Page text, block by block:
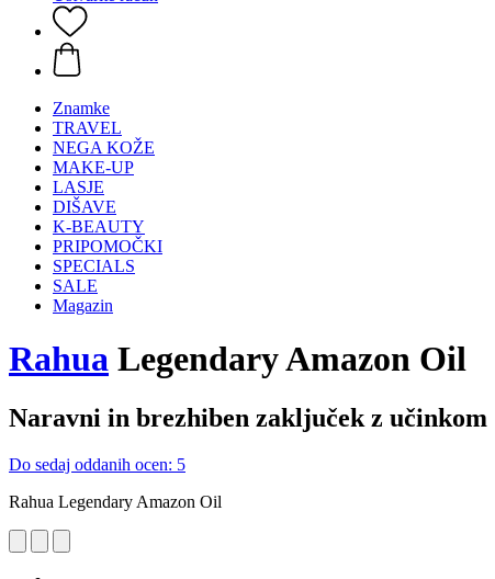
Znamke
TRAVEL
NEGA KOŽE
MAKE-UP
LASJE
DIŠAVE
K-BEAUTY
PRIPOMOČKI
SPECIALS
SALE
Magazin
Rahua Legendary Amazon Oil
Naravni in brezhiben zaključek z
Do sedaj oddanih ocen: 5
Rahua Legendary Amazon Oil